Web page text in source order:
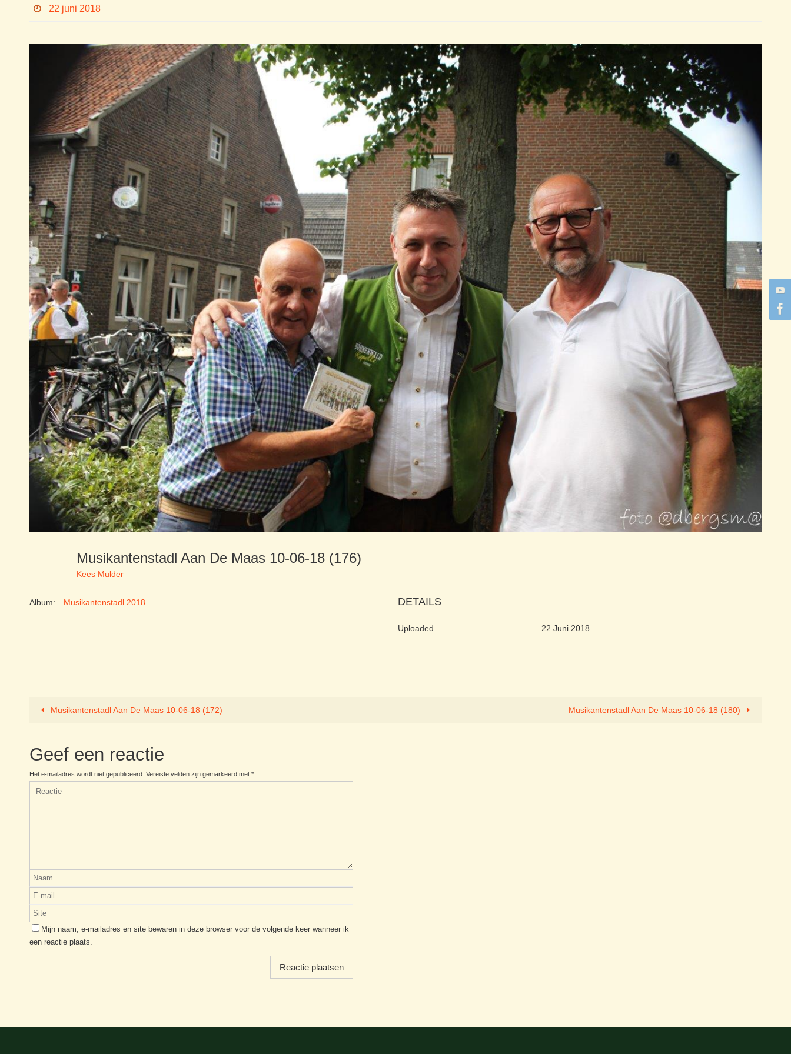
22 juni 2018
Musikantenstadl Aan De Maas 10-06-18 (176)
Kees Mulder
Album: Musikantenstadl 2018 DETAILS
Uploaded 22 Juni 2018
Musikantenstadl Aan De Maas 10-06-18 (172) Musikantenstadl Aan De Maas 10-06-18 (180)
Geef een reactie
Het e-mailadres wordt niet gepubliceerd. Vereiste velden zijn gemarkeerd met *
Mijn naam, e-mailadres en site bewaren in deze browser voor de volgende keer wanneer ik
een reactie plaats.